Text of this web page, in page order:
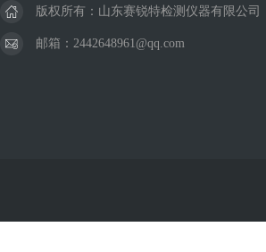
版权所有：山东赛锐特检测仪器有限公司
邮箱：2442648961@qq.com